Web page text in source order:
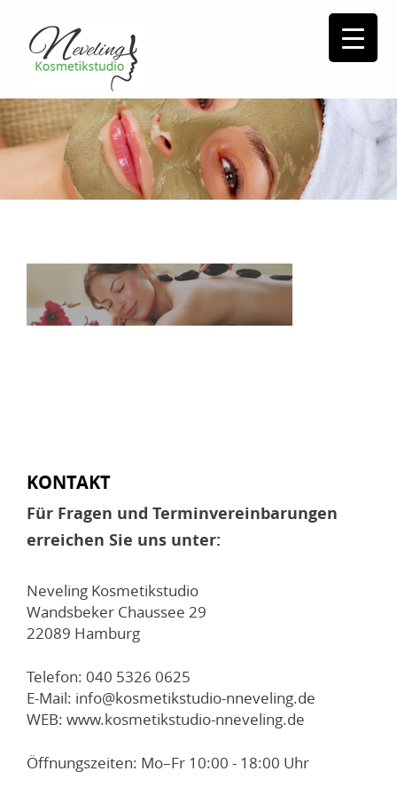
KONTAKT
Für Fragen und Terminvereinbarungen
erreichen Sie uns unter:
Neveling Kosmetikstudio
Wandsbeker Chaussee 29
22089 Hamburg
Telefon: 040 5326 0625
E-Mail: info@kosmetikstudio-nneveling.de
WEB: www.kosmetikstudio-nneveling.de
Öffnungszeiten: Mo–Fr 10:00 - 18:00 Uhr